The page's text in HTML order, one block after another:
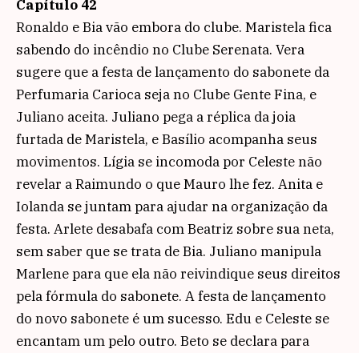
Capítulo 42
Ronaldo e Bia vão embora do clube. Maristela fica
sabendo do incêndio no Clube Serenata. Vera
sugere que a festa de lançamento do sabonete da
Perfumaria Carioca seja no Clube Gente Fina, e
Juliano aceita. Juliano pega a réplica da joia
furtada de Maristela, e Basílio acompanha seus
movimentos. Lígia se incomoda por Celeste não
revelar a Raimundo o que Mauro lhe fez. Anita e
Iolanda se juntam para ajudar na organização da
festa. Arlete desabafa com Beatriz sobre sua neta,
sem saber que se trata de Bia. Juliano manipula
Marlene para que ela não reivindique seus direitos
pela fórmula do sabonete. A festa de lançamento
do novo sabonete é um sucesso. Edu e Celeste se
encantam um pelo outro. Beto se declara para